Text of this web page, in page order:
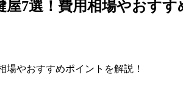
7選！費用相場やおすす